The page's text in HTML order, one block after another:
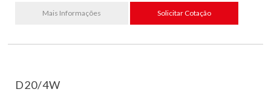
Mais Informações Solicitar Cotação
D20/4W